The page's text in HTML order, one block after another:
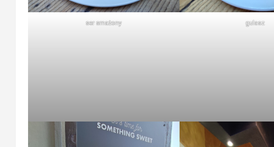
ser smażony gulasz